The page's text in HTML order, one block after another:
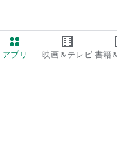
アプリ 映画＆テレビ 書籍